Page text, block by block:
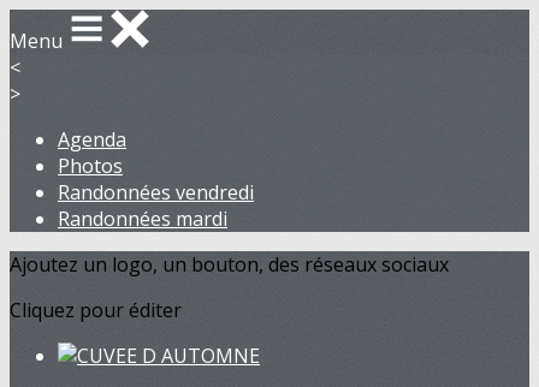
Menu
<
>
Agenda
Photos
Randonnées vendredi
Randonnées mardi
Ajoutez un logo, un bouton, des réseaux sociaux
Cliquez pour éditer